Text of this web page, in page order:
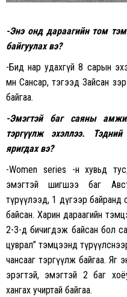
-Энэ онд дараагийн том
байгуулах вэ?
-Бид нар удахгүй 8 сарын
мөн Сансар, тэгээд Зайсан
байгаа.
-Эмэгтэй баг саяны
тэргүүлж эхэллээ.
яригдах вэ?
-Women series -н хувьд
эмэгтэй шигшээ баг
түрүүлээд, 1 дүгээр байранд
байсан. Харин дараагийн
2-3-д бичигдэж байсан бол
цуврал” тэмцээнд
чансааг тэргүүлж байгаа. Яг
эрэгтэй, эмэгтэй 2 баг
хангах учиртай байгаа.